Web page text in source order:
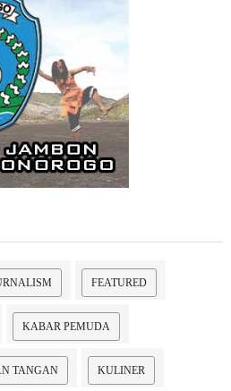
FEATURED
KABAR PEMUDA
TANGAN KULINER